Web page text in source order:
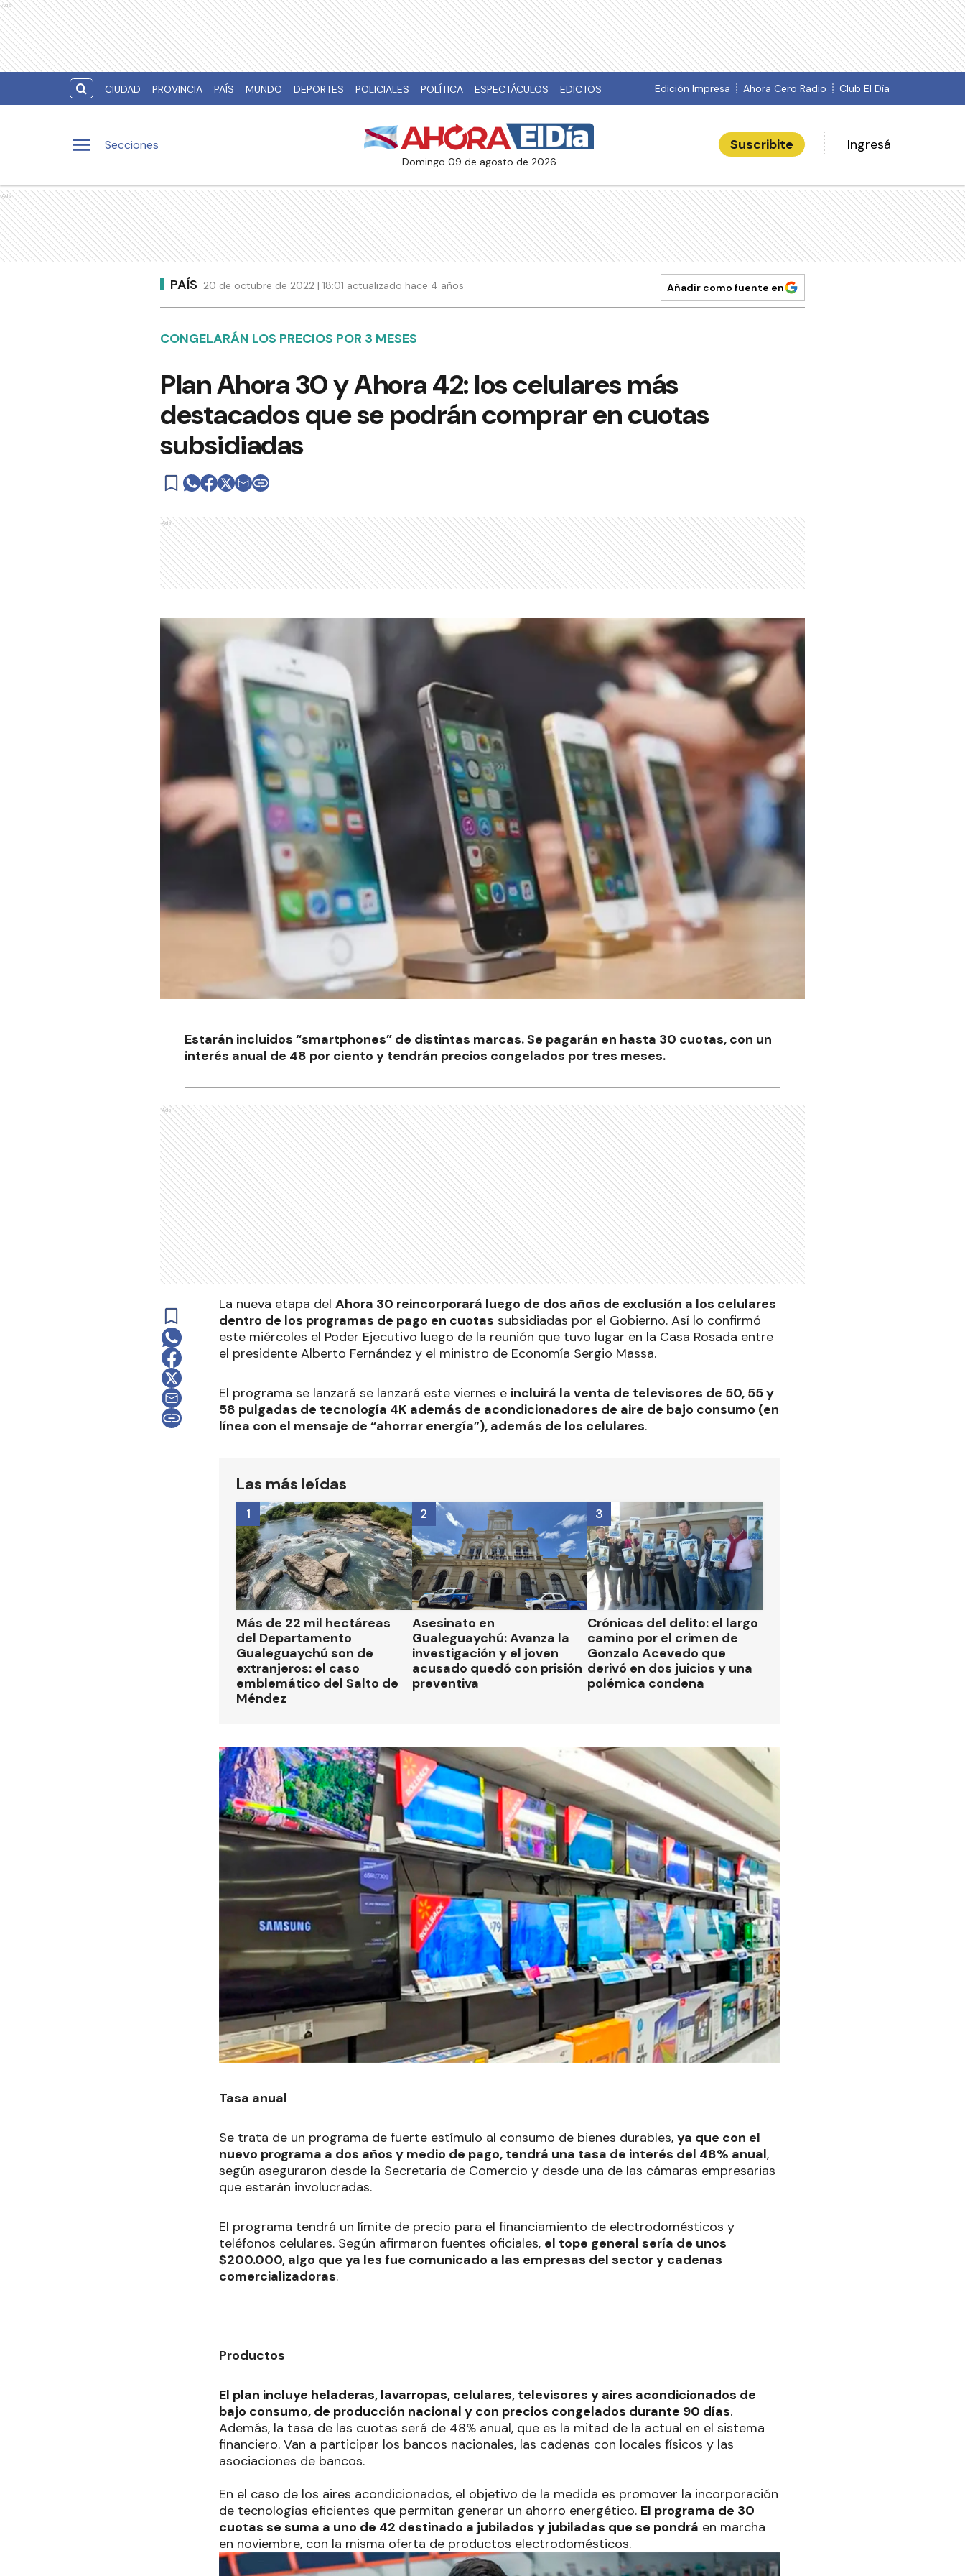
Ads
CIUDAD PROVINCIA PAÍS MUNDO DEPORTES POLICIALES POLÍTICA ESPECTÁCULOS EDICTOS Edición Impresa Ahora Cero Radio Club El Día
Secciones
domingo 09 de agosto de 2026
Suscribite Ingresá
Ads
PAÍS 20 de octubre de 2022 | 18:01 actualizado hace 4 años Añadir como fuente en
CONGELARÁN LOS PRECIOS POR 3 MESES
Plan Ahora 30 y Ahora 42: los celulares más
destacados que se podrán comprar en cuotas
subsidiadas
Ads
Estarán incluidos “smartphones” de distintas marcas. Se pagarán en hasta 30 cuotas, con un
interés anual de 48 por ciento y tendrán precios congelados por tres meses.
Ads
La nueva etapa del Ahora 30 reincorporará luego de dos años de exclusión a los celulares
dentro de los programas de pago en cuotas subsidiadas por el Gobierno. Así lo confirmó
este miércoles el Poder Ejecutivo luego de la reunión que tuvo lugar en la Casa Rosada entre
el presidente Alberto Fernández y el ministro de Economía Sergio Massa.
El programa se lanzará se lanzará este viernes e incluirá la venta de televisores de 50, 55 y
58 pulgadas de tecnología 4K además de acondicionadores de aire de bajo consumo (en
línea con el mensaje de “ahorrar energía”), además de los celulares.
Las más leídas
Más de 22 mil hectáreas
del Departamento
Gualeguaychú son de
extranjeros: el caso
emblemático del Salto de
Méndez
1
Asesinato en
Gualeguaychú: Avanza la
investigación y el joven
acusado quedó con prisión
preventiva
2
Crónicas del delito: el largo
camino por el crimen de
Gonzalo Acevedo que
derivó en dos juicios y una
polémica condena
3
Tasa anual
Se trata de un programa de fuerte estímulo al consumo de bienes durables, ya que con el
nuevo programa a dos años y medio de pago, tendrá una tasa de interés del 48% anual,
según aseguraron desde la Secretaría de Comercio y desde una de las cámaras empresarias
que estarán involucradas.
El programa tendrá un límite de precio para el financiamiento de electrodomésticos y
teléfonos celulares. Según afirmaron fuentes oficiales, el tope general sería de unos
$200.000, algo que ya les fue comunicado a las empresas del sector y cadenas
comercializadoras.
Productos
El plan incluye heladeras, lavarropas, celulares, televisores y aires acondicionados de
bajo consumo, de producción nacional y con precios congelados durante 90 días.
Además, la tasa de las cuotas será de 48% anual, que es la mitad de la actual en el sistema
financiero. Van a participar los bancos nacionales, las cadenas con locales físicos y las
asociaciones de bancos.
En el caso de los aires acondicionados, el objetivo de la medida es promover la incorporación
de tecnologías eficientes que permitan generar un ahorro energético. El programa de 30
cuotas se suma a uno de 42 destinado a jubilados y jubiladas que se pondrá en marcha
en noviembre, con la misma oferta de productos electrodomésticos.